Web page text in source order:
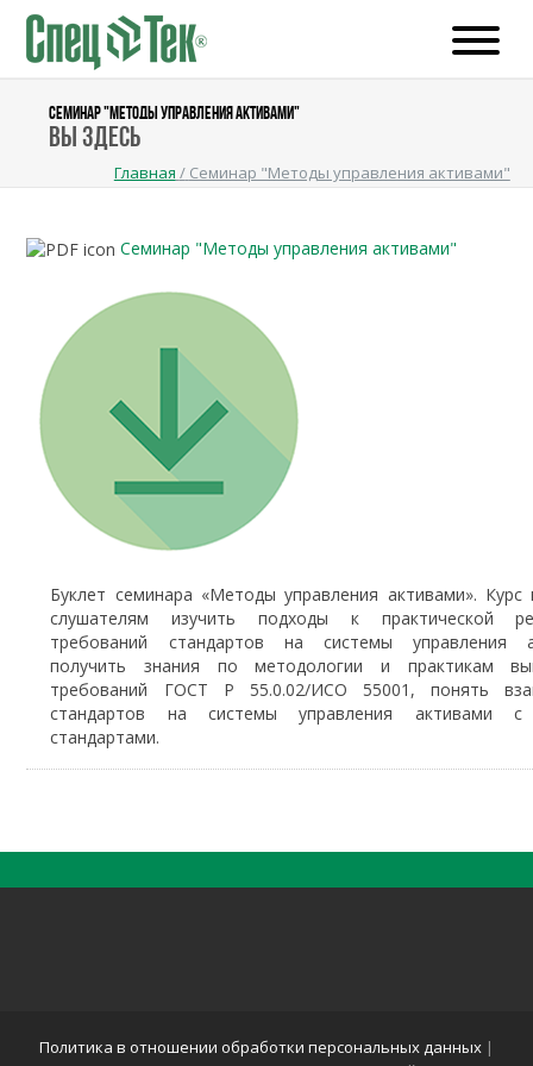
СЕМИНАР "МЕТОДЫ УПРАВЛЕНИЯ АКТИВАМИ"
Вы здесь
Главная / Семинар "Методы управления активами"
Семинар "Методы управления активами"
Буклет семинара «Методы управления активами». Курс
слушателям изучить подходы к практической
требований стандартов на системы управления
получить знания по методологии и практикам
требований ГОСТ Р 55.0.02/ИСО 55001, понять
стандартов на системы управления активами с
стандартами.
Политика в отношении обработки персональных данных |